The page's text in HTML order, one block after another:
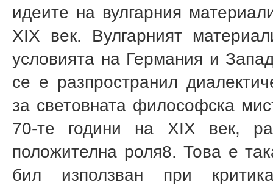
идеите на вулгарния
XIX век. Вулгарният
условията на Германия и
се е разпространил
за световната философска
70-те години на XIX век,
положителна роля8. Това е
бил използван при